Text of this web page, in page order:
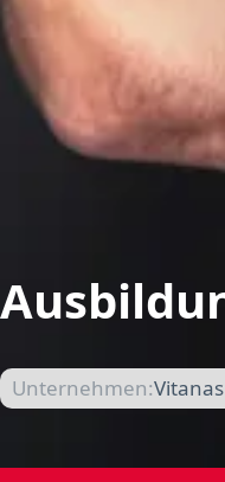
Unternehmen: